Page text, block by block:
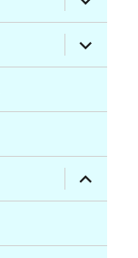
öffnen
öffnen
öffnen